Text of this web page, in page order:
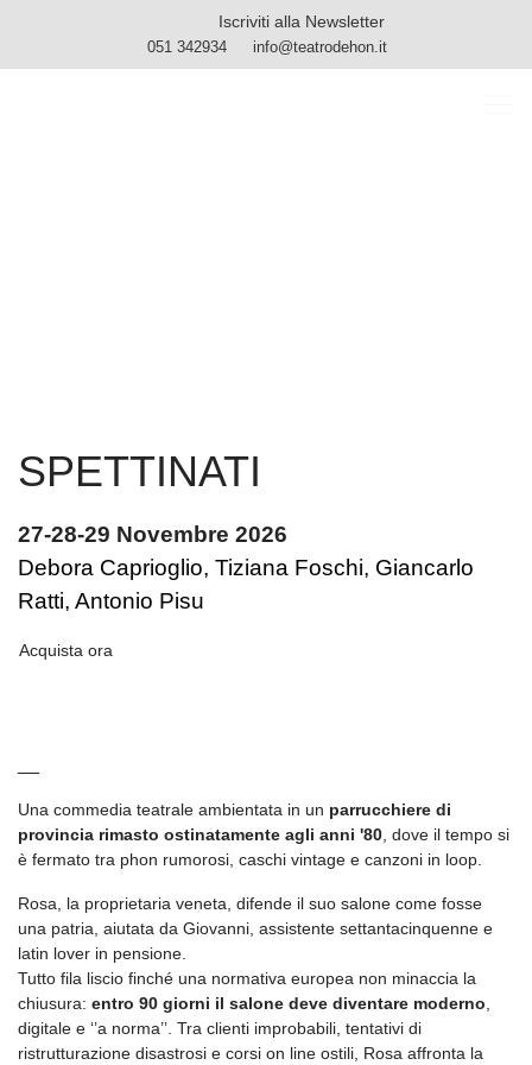
Iscriviti alla Newsletter
051 342934 info@teatrodehon.it
SPETTINATI
27-28-29 Novembre 2026
Debora Caprioglio, Tiziana Foschi, Giancarlo
Ratti, Antonio Pisu
Acquista ora
Una commedia teatrale ambientata in un parrucchiere di
provincia rimasto ostinatamente agli anni '80 , dove il tempo si
è fermato tra phon rumorosi, caschi vintage e canzoni in loop.
Rosa, la proprietaria veneta, difende il suo salone come fosse
una patria, aiutata da Giovanni, assistente settantacinquenne e
latin lover in pensione.
Tutto fila liscio finché una normativa europea non minaccia la
chiusura: entro 90 giorni il salone deve diventare moderno
digitale e ‘’a norma’’. Tra clienti improbabili, tentativi di
ristrutturazione disastrosi e corsi on line ostili, Rosa affronta la